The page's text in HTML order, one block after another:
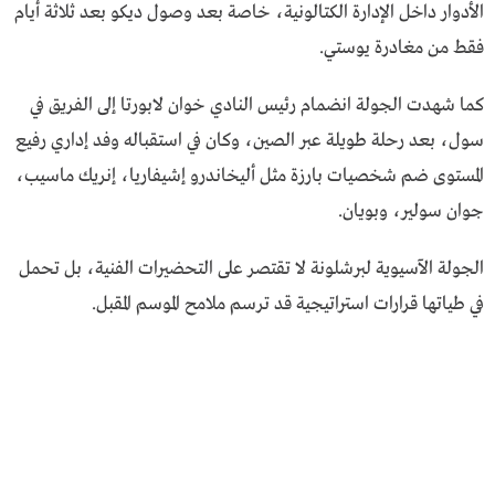
الأدوار داخل الإدارة الكتالونية، خاصة بعد وصول ديكو بعد ثلاثة أيام
فقط من مغادرة يوستي.
كما شهدت الجولة انضمام رئيس النادي خوان لابورتا إلى الفريق في
سول، بعد رحلة طويلة عبر الصين، وكان في استقباله وفد إداري رفيع
المستوى ضم شخصيات بارزة مثل أليخاندرو إشيفاريا، إنريك ماسيب،
جوان سولير، وبويان.
الجولة الآسيوية لبرشلونة لا تقتصر على التحضيرات الفنية، بل تحمل
في طياتها قرارات استراتيجية قد ترسم ملامح الموسم المقبل.